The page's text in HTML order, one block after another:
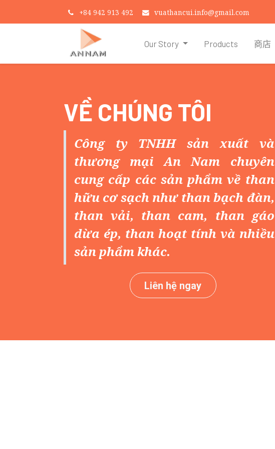
+84 942 913 492 vuathancui.info@gmail.com
Our Story Products 商店
VỀ CHÚNG TÔI
Công ty TNHH sản xuất và
thương mại An Nam chuyên
cung cấp các sản phẩm về than
hữu cơ sạch như than bạch đàn,
than vải, than cam, than gáo
dừa ép, than hoạt tính và nhiều
sản phẩm khác.
Liên hệ ngay